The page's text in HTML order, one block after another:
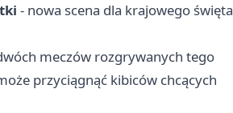
- nowa scena dla krajowego święta
meczów rozgrywanych tego
przyciągnąć kibiców chcących